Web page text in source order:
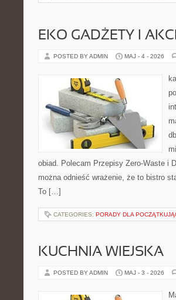
EKO GADŻETY I
POSTED BY ADMIN MAJ - 4 - 2026
obiad. Polecam Przepisy Zero-Waste i
można odnieść wrażenie, że to bistro
To […]
CATEGORIES: PORADY DLA
KUCHNIA WIEJSKA
POSTED BY ADMIN MAJ - 3 - 2026